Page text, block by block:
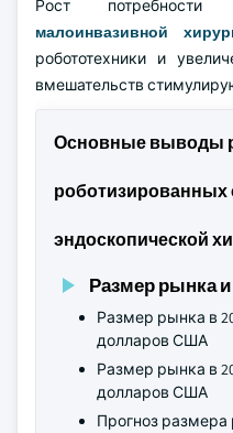
Рост
малоинвазивной
робототехники и
вмешательств
Основные выводы
роботизированных
эндоскопической
Размер рынка и
Размер рынка в
долларов США
Размер рынка в
долларов США
Прогноз размера